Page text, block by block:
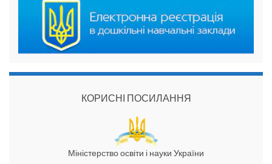
КОРИСНІ ПОСИЛАННЯ
Міністерство освіти і науки України